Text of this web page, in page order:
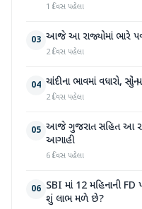
1 દિવસ પહેલા
03 આજે આ રાજ્યોમાં ભારે
2 દિવસ પહેલા
04 ચાંદીના ભાવમાં વધારો,
2 દિવસ પહેલા
05 આજે ગુજરાત સહિત આ
આગાહી
6 દિવસ પહેલા
06 SBI માં 12 મહિનાની
શું લાભ મળે છે?